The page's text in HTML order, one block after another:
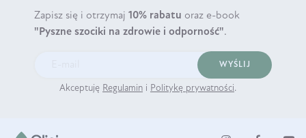
Zapisz się i otrzymaj 10% rabatu oraz e-book
"Pyszne szociki na zdrowie i odporność".
WYŚLIJ
Akceptuję Regulamin i Politykę prywatności.